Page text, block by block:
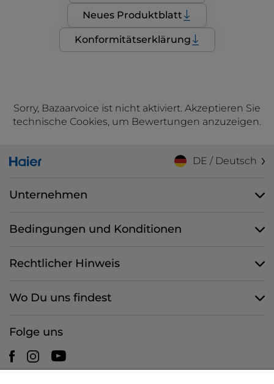
Neues Produktblatt
Konformitätserklärung
Sorry, Bazaarvoice ist nicht aktiviert. Akzeptieren Sie
technische Cookies, um Bewertungen anzuzeigen.
DE / Deutsch
Unternehmen
Bedingungen und Konditionen
Rechtlicher Hinweis
Wo Du uns findest
Folge uns